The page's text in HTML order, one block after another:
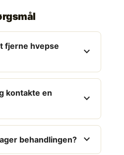
fjerne hvepse
expand_more
kontakte en
expand_more
behandlingen? expand_more